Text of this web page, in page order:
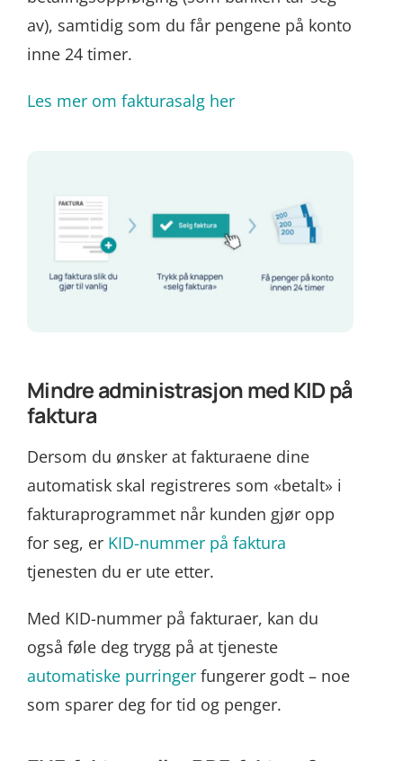
av), samtidig som du får pengene på konto
inne 24 timer.
Les mer om fakturasalg her
Mindre administrasjon med KID på
faktura
Dersom du ønsker at fakturaene dine
automatisk skal registreres som «betalt» i
fakturaprogrammet når kunden gjør opp
for seg, er KID-nummer på faktura
tjenesten du er ute etter.
Med KID-nummer på fakturaer, kan du
også føle deg trygg på at tjeneste
automatiske purringerfungerer godt – noe
som sparer deg for tid og penger.